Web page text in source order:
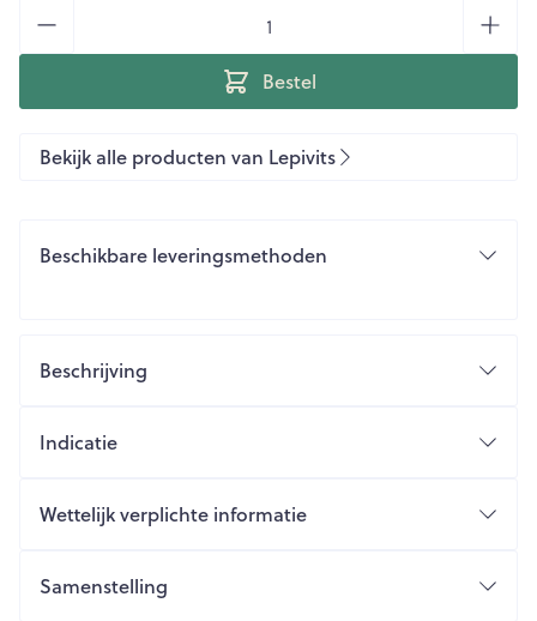
Bestel
Bekijk alle producten van Lepivits
Beschikbare leveringsmethoden
Beschrijving
Indicatie
Wettelijk verplichte informatie
Samenstelling